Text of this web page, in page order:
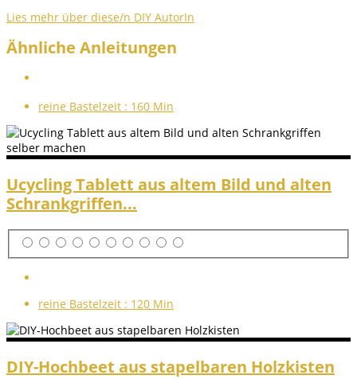
Lies mehr über diese/n DIY AutorIn
Ähnliche Anleitungen
reine Bastelzeit : 160 Min
Ucycling Tablett aus altem Bild und alten
Schrankgriffen...
reine Bastelzeit : 120 Min
DIY-Hochbeet aus stapelbaren Holzkisten